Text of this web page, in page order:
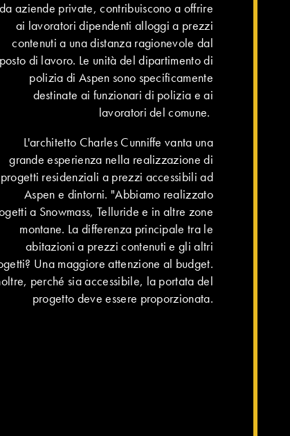
aziende private, contribuiscono a offrire
ai lavoratori dipendenti alloggi a prezzi
contenuti a una distanza ragionevole dal
posto di lavoro. Le unità del dipartimento di
polizia di Aspen sono specificamente
destinate ai funzionari di polizia e ai
lavoratori del comune.
L'architetto Charles Cunniffe vanta una
grande esperienza nella realizzazione di
progetti residenziali a prezzi accessibili ad
Aspen e dintorni. "Abbiamo realizzato
a Snowmass, Telluride e in altre zone
montane. La differenza principale tra le
abitazioni a prezzi contenuti e gli altri
Una maggiore attenzione al budget.
perché sia accessibile, la portata del
progetto deve essere proporzionata.